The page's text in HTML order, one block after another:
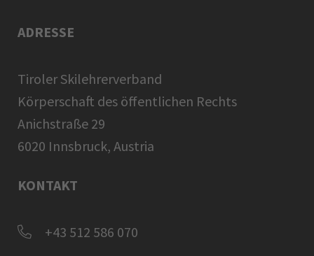
ADRESSE
Tiroler Skilehrerverband
Körperschaft des öffentlichen Rechts
Anichstraße 29
6020 Innsbruck, Austria
KONTAKT
+43 512 586 070